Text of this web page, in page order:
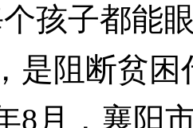
孩子都能
是阻断贫
8月，襄阳